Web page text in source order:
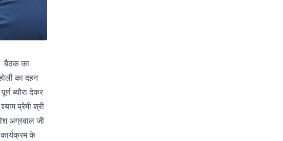
बैठक का
का दहन
ब्यौरा देकर
प्रेमी श्री
अग्रवाल जी
के